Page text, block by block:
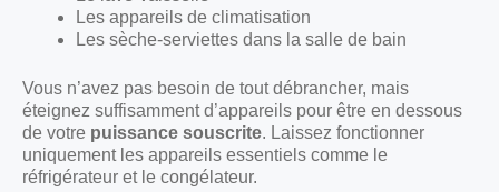
Les appareils de climatisation
Les sèche-serviettes dans la salle de bain
Vous n’avez pas besoin de tout débrancher, mais
éteignez suffisamment d’appareils pour être en dessous
de votre puissance souscrite. Laissez fonctionner
uniquement les appareils essentiels comme le
réfrigérateur et le congélateur.